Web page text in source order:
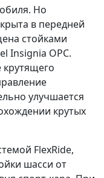
Но
в передней
стойками
Insignia OPC.
крутящего
улучшается
крутых
FlexRide,
шасси от